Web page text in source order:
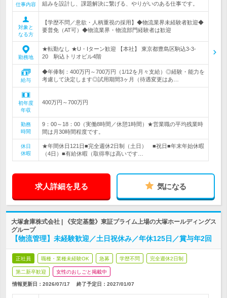
仕事内容
組みを設計し、課題解決に繋げる、やりがいのある仕事です。
対象と
なる方
【学歴不問／意欲・人柄重視の採用】◆物流業界未経験者歓迎◆
要普免（AT可）◆物流業界・物流部門経験者は歓迎
勤務地
★転勤なし ★U・Iターン歓迎 【本社】 東京都豊島区駒込3-3-
20 駒込トリオビル4階
給与
◆年俸制：400万円～700万円（1/12を月々支給）◎経験・能力を
考慮して決定します◎試用期間3ヶ月（待遇変更はあ…
初年度
年収
400万円～700万円
勤務
時間
9：00～18：00（実働8時間／休憩1時間）★営業職の平均残業時
間は月30時間程度です。
休日
休暇
★年間休日121日■完全週休2日制（土日） ■祝日■年末年始休暇
（4日）■有給休暇（取得率は高いです…
求人詳細を見る 気になる
大塚倉庫株式会社 | 《安定基盤》東証プライム上場の大塚ホールディングス
グループ
【物流管理】未経験歓迎／土日祝休み／年休125日／賞与年2回
正社員 職種・業種未経験OK 急募 学歴不問 完全週休2日制
第二新卒歓迎 女性のおしごと掲載中
情報更新日：2026/07/17 終了予定日： 2027/01/07